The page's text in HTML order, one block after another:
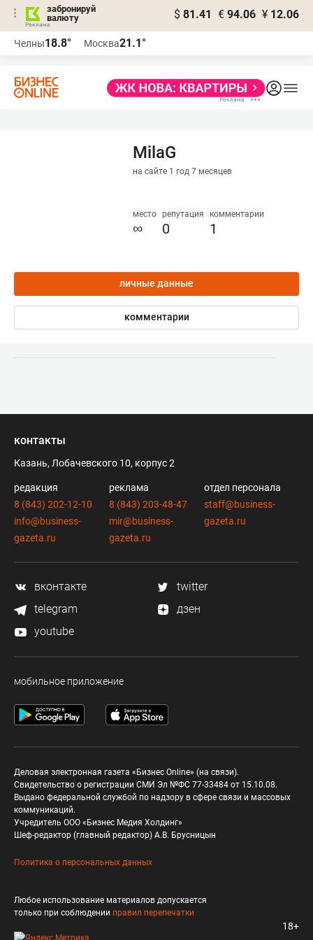
забронируй
валюту
$ 81.41 € 94.06 ¥ 12.06
Челны18.8° Москва21.1°
MilaG
на сайте 1 год 7 месяцев
место
∞
репутация
0
комментарии
1
личные данные
комментарии
контакты
Казань, Лобачевского 10, корпус 2
редакция
8 (843) 202-12-10
info@business-
gazeta.ru
реклама
8 (843) 203-48-47
mir@business-
gazeta.ru
отдел персонала
staff@business-
gazeta.ru
вконтакте
twitter
telegram
дзен
youtube
мобильное приложение
Деловая электронная газета «Бизнес Online» (на связи).
Свидетельство о регистрации СМИ Эл №ФС 77-33484 от 15.10.08.
Выдано федеральной службой по надзору в сфере связи и массовых
коммуникаций.
Учредитель ООО «Бизнес Медия Холдинг»
Шеф-редактор (главный редактор) А.В. Брусницын
Политика о персональных данных
Любое использование материалов допускается
только при соблюдении правил перепечатки
18+